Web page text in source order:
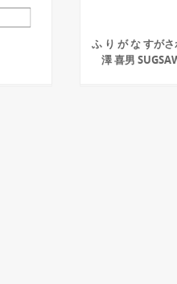
ふ り が な すが
澤 喜男